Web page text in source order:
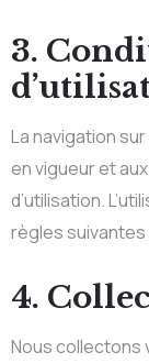
3.
La navigation
en vigueur et
d’utilisation.
règles suivantes
4.
Nous collectons